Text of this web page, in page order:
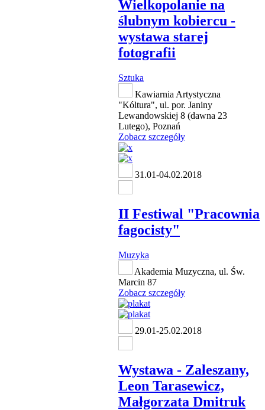
Wielkopolanie na
ślubnym kobiercu -
wystawa starej
fotografii
Sztuka
Kawiarnia Artystyczna
"Kóltura", ul. por. Janiny
Lewandowskiej 8 (dawna 23
Lutego), Poznań
Zobacz szczegóły
31.01-04.02.2018
II Festiwal "Pracownia
fagocisty"
Muzyka
Akademia Muzyczna, ul. Św.
Marcin 87
Zobacz szczegóły
29.01-25.02.2018
Wystawa - Zaleszany,
Leon Tarasewicz,
Małgorzata Dmitruk